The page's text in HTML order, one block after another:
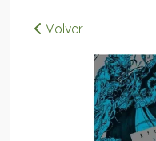
Volver